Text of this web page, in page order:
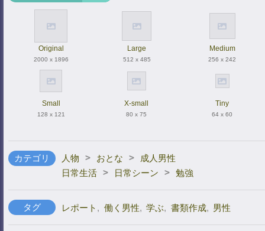
Original
2000 x 1896
Large
512 x 485
Medium
256 x 242
Small
128 x 121
X-small
80 x 75
Tiny
64 x 60
カテゴリ 人物 > おとな >
成人男性
日常生活 > 日常シーン > 勉強
タグ レポート , 働く男性, 学ぶ, 書類作成, 男性